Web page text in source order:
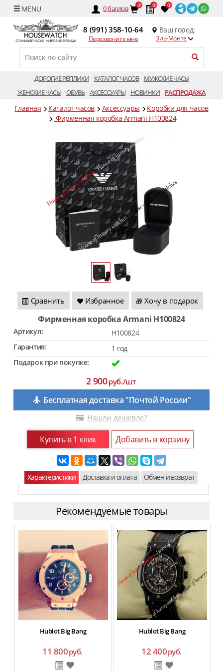
0баллов 0 0 0
8 (991) 358-10-64
Перезвоните мне
Ваш город:
Эль-Монте
ДОРОГИЕ РЕПЛИКИ КАТАЛОГ ЧАСОВ
МУЖСКИЕ ЧАСЫ
ЖЕНСКИЕ ЧАСЫ ОБУВЬ АКСЕССУАРЫ НОВИНКИ РАСПРОДАЖА
Главная Каталог часов Аксессуары
Коробки для часов
Фирменная коробка Armani H100824
Сравнить Избранное 🎁 Хочу в подарок
Фирменная коробка Armani H100824
Артикул:
H100824
Гарантия:
1 год
Подарок при покупке:
2 900руб./шт
Бесплатная доставка "Почтой России"
Нашли дешевле?
Купить в 1 клик Добавить в корзину
Характеристики Доставка и оплата Обмен и возврат
Рекомендуемые товары
Hublot Big Bang
11 800руб.
Hublot Big Bang
12 400руб.